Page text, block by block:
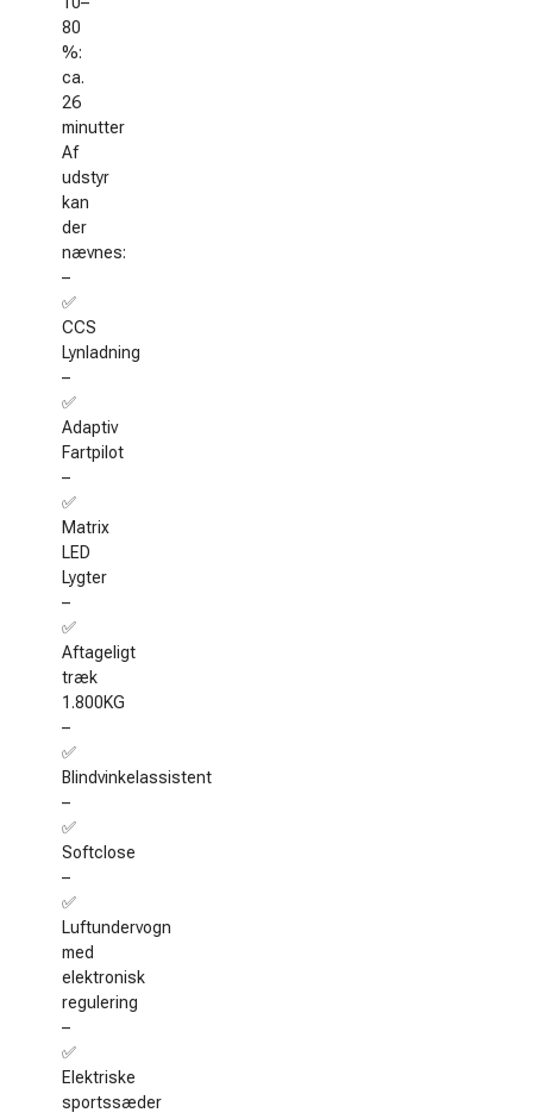
80
%:
ca.
26
minutter
Af
udstyr
kan
der
nævnes:
–
✅
CCS
Lynladning
–
✅
Adaptiv
Fartpilot
–
✅
Matrix
LED
Lygter
–
✅
Aftageligt
træk
1.800KG
–
✅
Blindvinkelassistent
–
✅
Softclose
–
✅
Luftundervogn
med
elektronisk
regulering
–
✅
Elektriske
sportssæder